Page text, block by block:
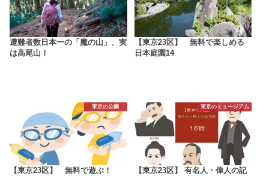
遭難者数日本一の「魔の山」、実
は高尾山！
【東京23区】 無料で楽しめる
日本庭園14
東京の公園
【東京23区】 無料で遊ぶ！
東京のミュージアム
【東京23区】 有名人・偉人の記